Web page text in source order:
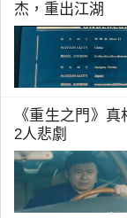
杰，重出江湖
《重生之門》
2人悲劇